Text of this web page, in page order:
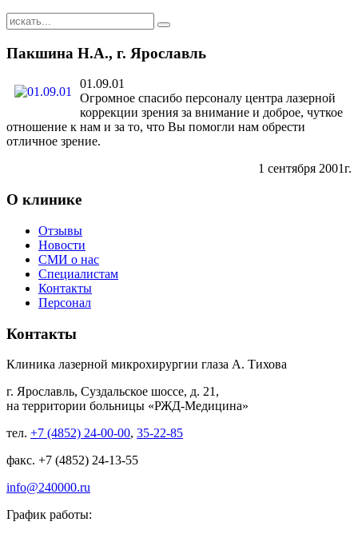
Пакшина Н.А., г. Ярославль
01.09.01
Огромное спасибо персоналу центра лазерной
коррекции зрения за внимание и доброе, чуткое
отношение к нам и за то, что Вы помогли нам обрести
отличное зрение.
1 сентября 2001г.
О клинике
Отзывы
Новости
СМИ о нас
Специалистам
Контакты
Персонал
Контакты
Клиника лазерной микрохирургии глаза А. Тихова
г. Ярославль, Суздальское шоссе, д. 21,
на территории больницы «РЖД-Медицина»
тел. +7 (4852) 24-00-00, 35-22-85
факс. +7 (4852) 24-13-55
info@240000.ru
График работы: